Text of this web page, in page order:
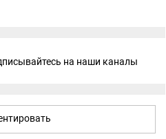
на наши каналы